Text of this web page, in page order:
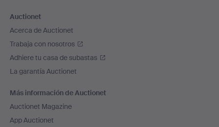
Auctionet
Acerca de Auctionet
Trabaja con nosotros
Adhiere tu casa de subastas
La garantía Auctionet
Más información de Auctionet
Auctionet Magazine
App Auctionet